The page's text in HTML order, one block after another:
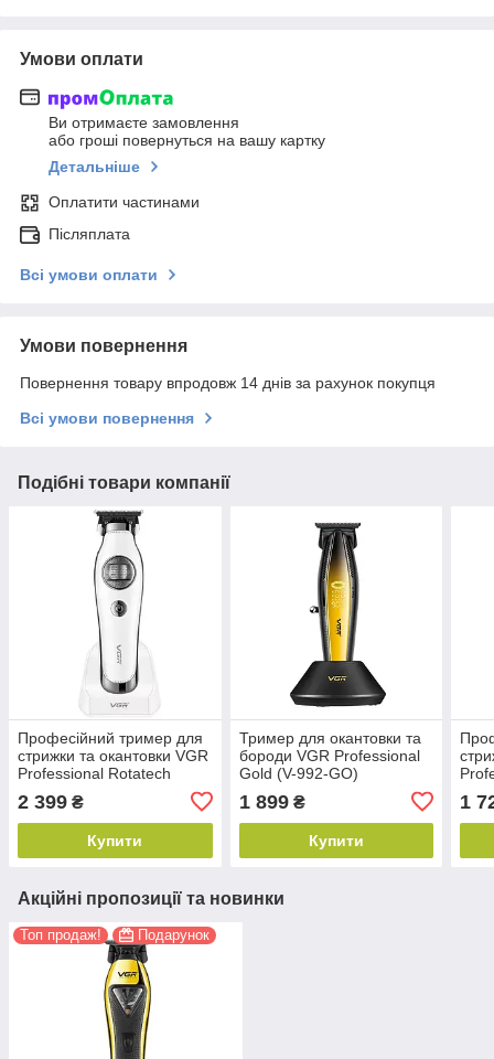
Умови оплати
Ви отримаєте замовлення
або гроші повернуться на вашу картку
Детальніше
Оплатити частинами
Післяплата
Всі умови оплати
Умови повернення
Повернення товару впродовж 14 днів за рахунок покупця
Всі умови повернення
Подібні товари компанії
Професійний тример для
стрижки та окантовки VGR
Professional Rotatech
2 399 ₴
Купити
Тример для окантовки та
бороди VGR Professional
Gold (V-992-GO)
1 899₴
Купити
1
Акційні пропозиції та новинки
Топ продаж! Подарунок